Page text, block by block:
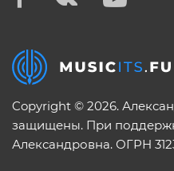
Copyright © 2026.
защищены. При
Александровна. ОГРН